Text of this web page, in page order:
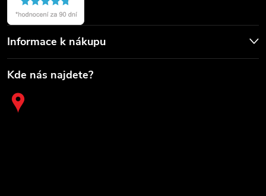
Informace k nákupu
Kde nás najdete?